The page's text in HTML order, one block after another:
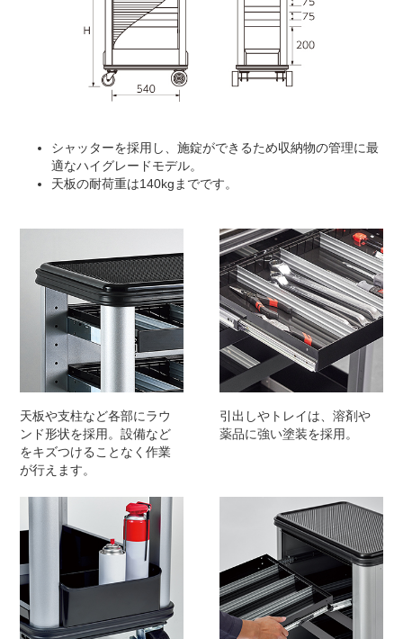
シャッターを採用し、施錠ができるため収納物の管理に最
適なハイグレードモデル。
天板の耐荷重は140kgまでです。
天板や支柱など各部にラウ
ンド形状を採用。設備など
をキズつけることなく作業
が行えます。
引出しやトレイは、溶剤や
薬品に強い塗装を採用。